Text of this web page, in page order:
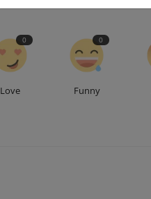
0
Love
0
Funny